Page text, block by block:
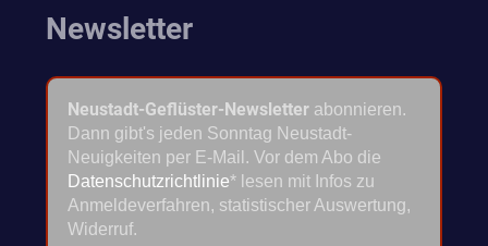
Newsletter
Neustadt-Geflüster-Newsletter abonnieren.
Dann gibt's jeden Sonntag Neustadt-
Neuigkeiten per E-Mail. Vor dem Abo die
Datenschutzrichtlinie* lesen mit Infos zu
Anmeldeverfahren, statistischer Auswertung,
Widerruf.